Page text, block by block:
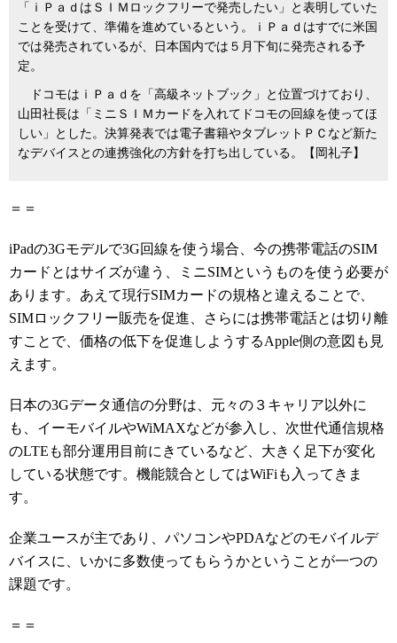
「ｉＰａｄはＳＩＭロックフリーで発売したい」と表明していた
ことを受けて、準備を進めているという。ｉＰａｄはすでに米国
では発売されているが、日本国内では５月下旬に発売される予
定。
ドコモはｉＰａｄを「高級ネットブック」と位置づけており、
山田社長は「ミニＳＩＭカードを入れてドコモの回線を使ってほ
しい」とした。決算発表では電子書籍やタブレットＰＣなど新た
なデバイスとの連携強化の方針を打ち出している。【岡礼子】
＝＝
iPadの3Gモデルで3G回線を使う場合、今の携帯電話のSIM
カードとはサイズが違う、ミニSIMというものを使う必要が
あります。あえて現行SIMカードの規格と違えることで、
SIMロックフリー販売を促進、さらには携帯電話とは切り離
すことで、価格の低下を促進しようするApple側の意図も見
えます。
日本の3Gデータ通信の分野は、元々の３キャリア以外に
も、イーモバイルやWiMAXなどが参入し、次世代通信規格
のLTEも部分運用目前にきているなど、大きく足下が変化
している状態です。機能競合としてはWiFiも入ってきま
す。
企業ユースが主であり、パソコンやPDAなどのモバイルデ
バイスに、いかに多数使ってもらうかということが一つの
課題です。
＝＝